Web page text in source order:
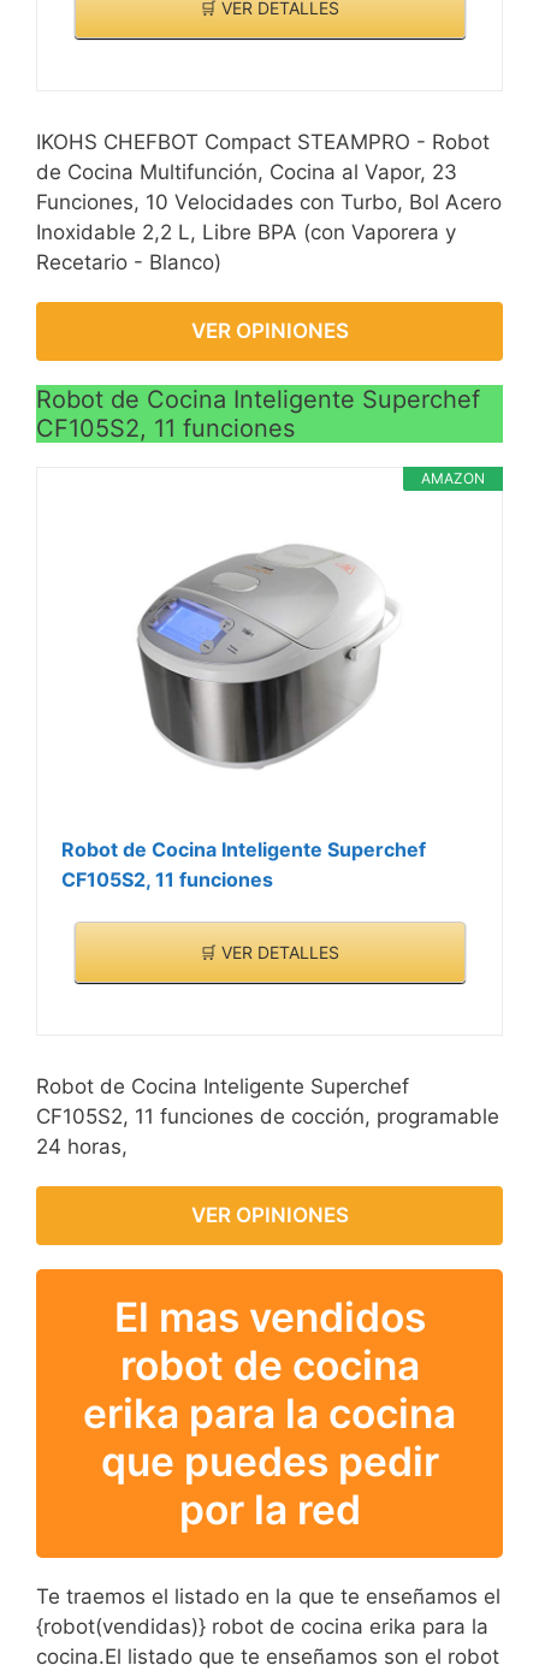
🛒 VER DETALLES
IKOHS CHEFBOT Compact STEAMPRO - Robot
de Cocina Multifunción, Cocina al Vapor, 23
Funciones, 10 Velocidades con Turbo, Bol Acero
Inoxidable 2,2 L, Libre BPA (con Vaporera y
Recetario - Blanco)
VER OPINIONES
Robot de Cocina Inteligente Superchef
CF105S2, 11 funciones
AMAZON
Robot de Cocina Inteligente Superchef
CF105S2, 11 funciones
🛒 VER DETALLES
Robot de Cocina Inteligente Superchef
CF105S2, 11 funciones de cocción, programable
24 horas,
VER OPINIONES
El mas vendidos
robot de cocina
erika para la cocina
que puedes pedir
por la red
Te traemos el listado en la que te enseñamos el
{robot(vendidas)} robot de cocina erika para la
cocina.El listado que te enseñamos son el robot